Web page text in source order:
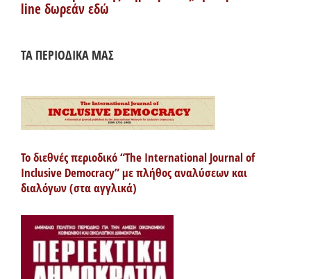
line δωρεάν εδώ
ΤΑ ΠΕΡΙΟΔΙΚΑ ΜΑΣ
Το διεθνές περιοδικό “The International Journal of
Inclusive Democracy” με πλήθος αναλύσεων και
διαλόγων (στα αγγλικά)